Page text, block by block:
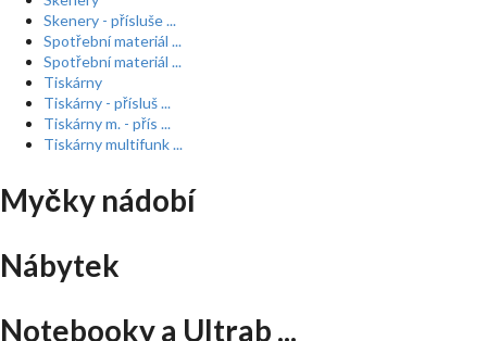
Skenery - přísluše ...
Spotřební materiál ...
Spotřební materiál ...
Tiskárny
Tiskárny - přísluš ...
Tiskárny m. - přís ...
Tiskárny multifunk ...
Myčky nádobí
Nábytek
Notebooky a Ultrab ...